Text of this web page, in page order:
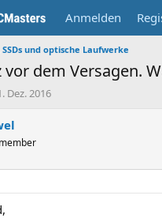
Anmelden
und optische Laufwerke
vor dem Versagen.
Dez. 2016